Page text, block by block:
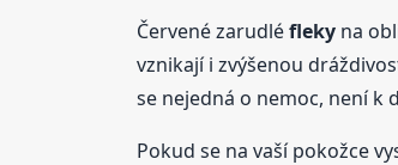
Červené zarudléflekyna
vznikají i zvýšenou
se nejedná o nemoc, není k
Pokud se na vaší pokožce